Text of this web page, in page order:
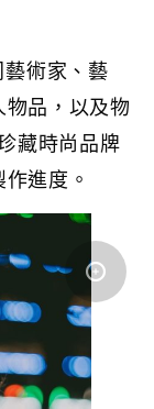
術家、藝
品，以及物
藏時尚品牌
進度。